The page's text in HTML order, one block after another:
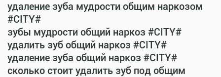
удаление зуба мудрости общим наркозом
#CITY#
зубы мудрости общий наркоз #CITY#
удалить зуб общий наркоз #CITY#
удаление зуба общий наркоз #CITY#
сколько стоит удалить зуб под общим